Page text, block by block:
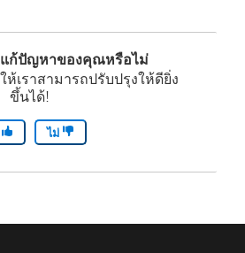
ก้ปัญหาของคุณหรือไม่
ห้เราสามารถปรับปรุงให้ดียิ่ง
ขึ้นได้!
ไม่